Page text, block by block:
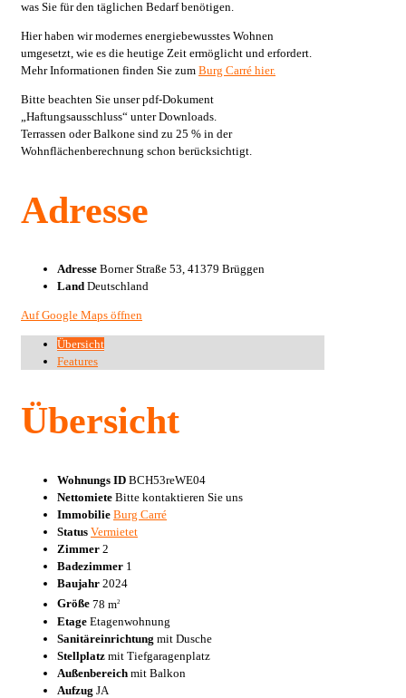
was Sie für den täglichen Bedarf benötigen.
Hier haben wir modernes energiebewusstes Wohnen
umgesetzt, wie es die heutige Zeit ermöglicht und erfordert.
Mehr Informationen finden Sie zum Burg Carré hier.
Bitte beachten Sie unser pdf-Dokument
„Haftungsausschluss“ unter Downloads.
Terrassen oder Balkone sind zu 25 % in der
Wohnflächenberechnung schon berücksichtigt.
Adresse
Adresse Borner Straße 53, 41379 Brüggen
Land Deutschland
Auf Google Maps öffnen
Übersicht
Features
Übersicht
Wohnungs ID BCH53reWE04
Nettomiete Bitte kontaktieren Sie uns
Immobilie Burg Carré
Status Vermietet
Zimmer 2
Badezimmer 1
Baujahr 2024
Größe 78 m2
Etage Etagenwohnung
Sanitäreinrichtung mit Dusche
Stellplatz mit Tiefgaragenplatz
Außenbereich mit Balkon
Aufzug JA